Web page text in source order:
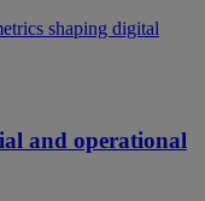
shaping digital
and operational